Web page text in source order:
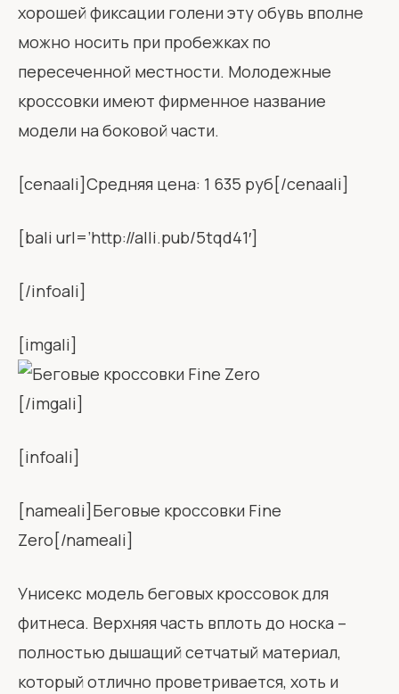
хорошей фиксации голени эту обувь вполне
можно носить при пробежках по
пересеченной местности. Молодежные
кроссовки имеют фирменное название
модели на боковой части.
[cenaali]Средняя цена: 1 635 руб[/cenaali]
[bali url=’http://alli.pub/5tqd41′]
[/infoali]
[imgali]
[/imgali]
[infoali]
[nameali]Беговые кроссовки Fine
Zero[/nameali]
Унисекс модель беговых кроссовок для
фитнеса. Верхняя часть вплоть до носка –
полностью дышащий сетчатый материал,
который отлично проветривается, хоть и